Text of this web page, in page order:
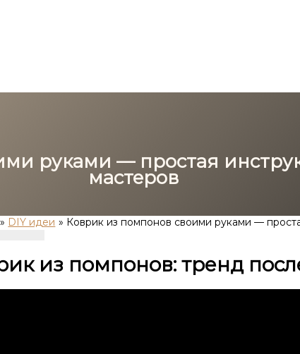
руками — простая
мастеров
DIY идеи Коврик из помпонов своими руками —
из помпонов: тренд